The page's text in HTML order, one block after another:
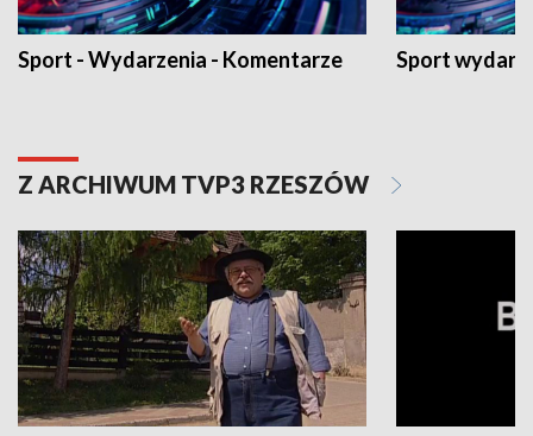
Sport - Wydarzenia - Komentarze Sport
Z ARCHIWUM TVP3 RZESZÓW